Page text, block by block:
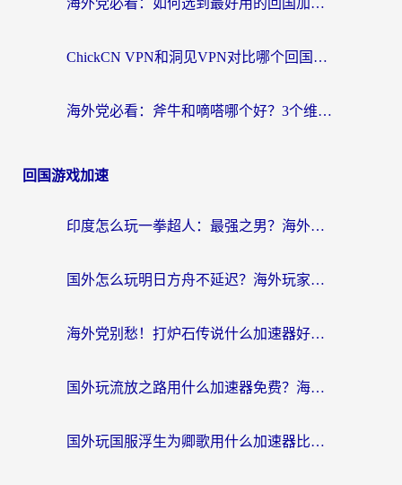
海外党必看：如何选到最好用的回国加速器？从节点到售后的全维度指南
ChickCN VPN和洞见VPN对比哪个回国效果更好？海外党亲测3款加速器+避坑指南
海外党必看：斧牛和嘀嗒哪个好？3个维度教你选对回国加速器
回国游戏加速
印度怎么玩一拳超人：最强之男？海外党国服游戏加速避坑指南
国外怎么玩明日方舟不延迟？海外玩家国服游戏加速终极指南（附DNF梦幻诛仙解决方案）
海外党别愁！打炉石传说什么加速器好用？3个实用技巧解决国服游戏卡顿
国外玩流放之路用什么加速器免费？海外党亲测有效的国服游戏加速指南
国外玩国服浮生为卿歌用什么加速器比较好？海外党亲测不踩坑指南